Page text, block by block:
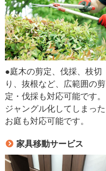
●庭木の剪定、伐採、枝切
り、抜根など、広範囲の剪
定・伐採も対応可能です。
ジャングル化してしまった
お庭も対応可能です。
家具移動サービス